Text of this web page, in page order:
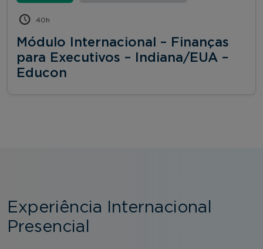
40h
Módulo Internacional – Finanças
para Executivos – Indiana/EUA –
Educon
Experiência Internacional
Presencial